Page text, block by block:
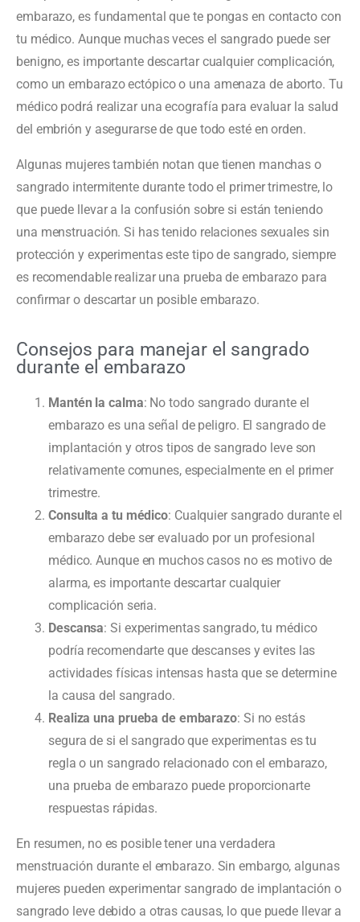
embarazo, es fundamental que te pongas en contacto con
tu médico. Aunque muchas veces el sangrado puede ser
benigno, es importante descartar cualquier complicación,
como un embarazo ectópico o una amenaza de aborto. Tu
médico podrá realizar una ecografía para evaluar la salud
del embrión y asegurarse de que todo esté en orden.
Algunas mujeres también notan que tienen manchas o
sangrado intermitente durante todo el primer trimestre, lo
que puede llevar a la confusión sobre si están teniendo
una menstruación. Si has tenido relaciones sexuales sin
protección y experimentas este tipo de sangrado, siempre
es recomendable realizar una prueba de embarazo para
confirmar o descartar un posible embarazo.
Consejos para manejar el sangrado
durante el embarazo
Mantén la calma: No todo sangrado durante el
embarazo es una señal de peligro. El sangrado de
implantación y otros tipos de sangrado leve son
relativamente comunes, especialmente en el primer
trimestre.
Consulta a tu médico: Cualquier sangrado durante el
embarazo debe ser evaluado por un profesional
médico. Aunque en muchos casos no es motivo de
alarma, es importante descartar cualquier
complicación seria.
Descansa: Si experimentas sangrado, tu médico
podría recomendarte que descanses y evites las
actividades físicas intensas hasta que se determine
la causa del sangrado.
Realiza una prueba de embarazo: Si no estás
segura de si el sangrado que experimentas es tu
regla o un sangrado relacionado con el embarazo,
una prueba de embarazo puede proporcionarte
respuestas rápidas.
En resumen, no es posible tener una verdadera
menstruación durante el embarazo. Sin embargo, algunas
mujeres pueden experimentar sangrado de implantación o
sangrado leve debido a otras causas, lo que puede llevar a